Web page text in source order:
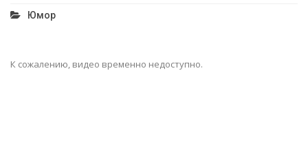
Юмор
К сожалению, видео временно недоступно.